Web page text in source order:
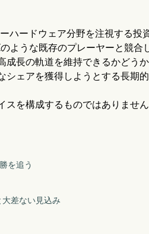
ハードウェア分野を注視する投
ような既存のプレーヤーと競合
長の軌道を維持できるかどう
ェアを獲得しようとする長期的
を構成するものではありません
を追う
差ない見込み